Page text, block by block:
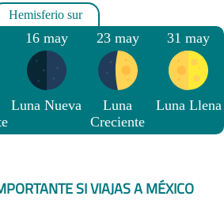
16 may
Luna Nueva
23 may
Luna
Creciente
31 may
Luna Llena
SI VIAJAS A MÉXICO